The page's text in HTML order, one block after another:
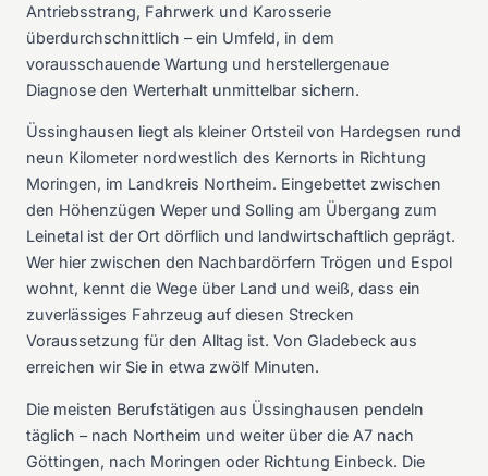
Antriebsstrang, Fahrwerk und Karosserie
überdurchschnittlich – ein Umfeld, in dem
vorausschauende Wartung und herstellergenaue
Diagnose den Werterhalt unmittelbar sichern.
Üssinghausen liegt als kleiner Ortsteil von Hardegsen rund
neun Kilometer nordwestlich des Kernorts in Richtung
Moringen, im Landkreis Northeim. Eingebettet zwischen
den Höhenzügen Weper und Solling am Übergang zum
Leinetal ist der Ort dörflich und landwirtschaftlich geprägt.
Wer hier zwischen den Nachbardörfern Trögen und Espol
wohnt, kennt die Wege über Land und weiß, dass ein
zuverlässiges Fahrzeug auf diesen Strecken
Voraussetzung für den Alltag ist. Von Gladebeck aus
erreichen wir Sie in etwa zwölf Minuten.
Die meisten Berufstätigen aus Üssinghausen pendeln
täglich – nach Northeim und weiter über die A7 nach
Göttingen, nach Moringen oder Richtung Einbeck. Die